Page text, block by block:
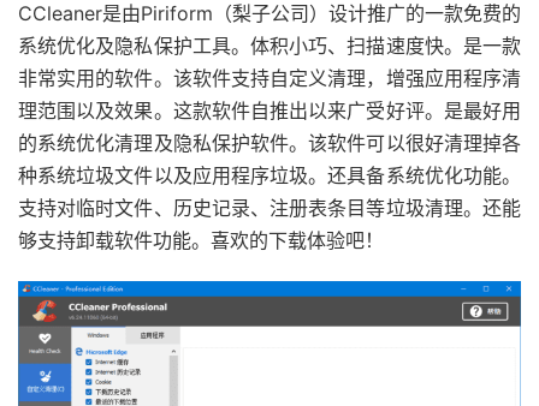
CCleaner是由Piriform（梨子公司）设计推广的一款免费的
系统优化及隐私保护工具。体积小巧、扫描速度快。是一款
非常实用的软件。该软件支持自定义清理，增强应用程序清
理范围以及效果。这款软件自推出以来广受好评。是最好用
的系统优化清理及隐私保护软件。该软件可以很好清理掉各
种系统垃圾文件以及应用程序垃圾。还具备系统优化功能。
支持对临时文件、历史记录、注册表条目等垃圾清理。还能
够支持卸载软件功能。喜欢的下载体验吧！